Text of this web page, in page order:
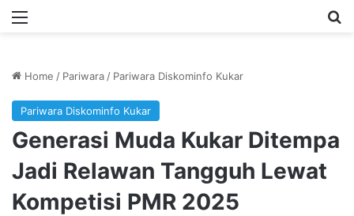
Menu
Home / Pariwara / Pariwara Diskominfo Kukar
Pariwara Diskominfo Kukar
Generasi Muda Kukar Ditempa
Jadi Relawan Tangguh Lewat
Kompetisi PMR 2025